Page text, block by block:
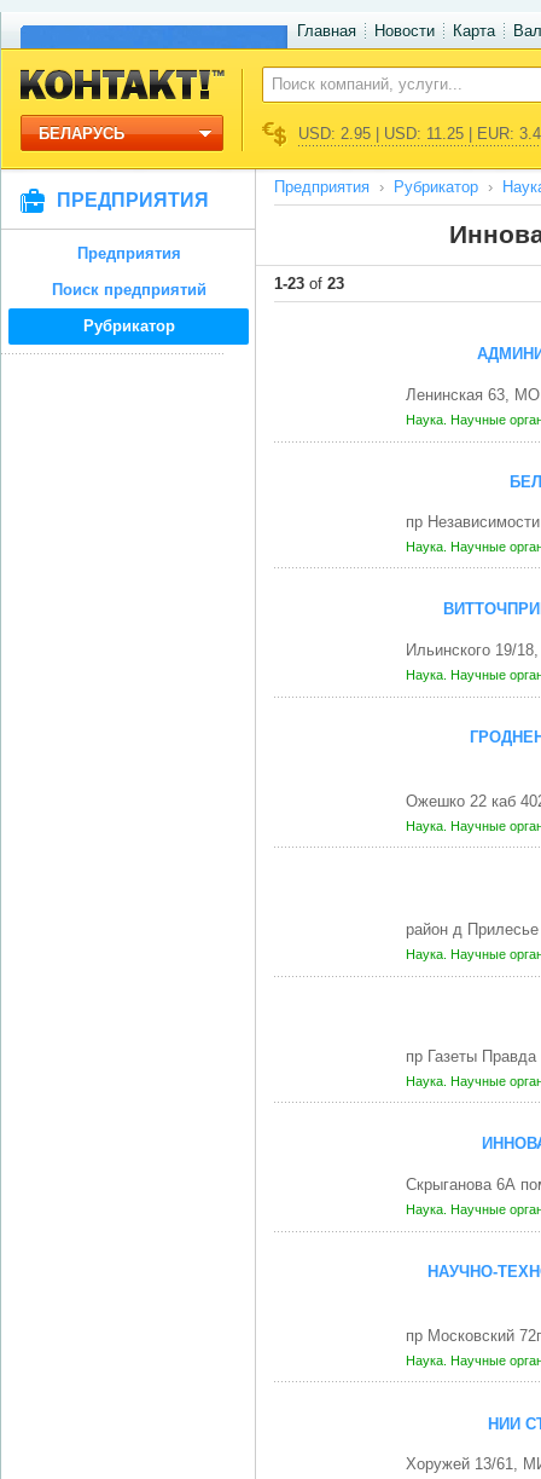
Главная Новости Карта
БЕЛАРУСЬ USD: 2.95 | USD: 11.25 | EUR:
ПРЕДПРИЯТИЯ
Предприятия
Поиск предприятий
Рубрикатор
Предприятия Рубрикатор
1-23 of 23
Ленинская 63,
Наука. Научные
пр
Наука. Научные
Ильинского 19/
Наука. Научные
Ожешко 22 каб
Наука. Научные
район д
Наука. Научные
пр Газеты
Наука. Научные
Скрыганова 6А
Наука. Научные
НАУЧНО-
пр Московский
Наука. Научные
НИИ
Хоружей 13/61,